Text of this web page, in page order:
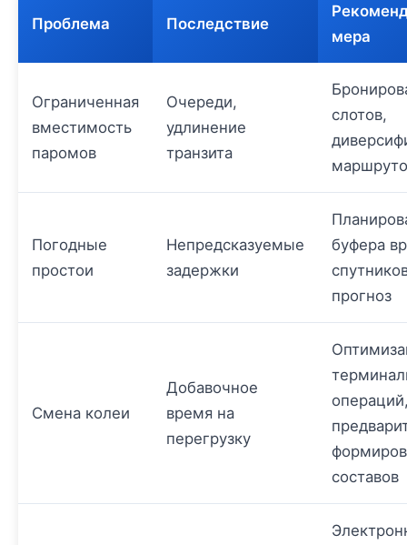
Проблема Последствие
мера
Ограниченная
вместимость
паромов
Очереди,
удлинение
транзита
слотов,
Погодные
простои
Непредсказуемые
задержки
буфера
прогноз
Смена колеи
Добавочное
время на
перегрузку
составов